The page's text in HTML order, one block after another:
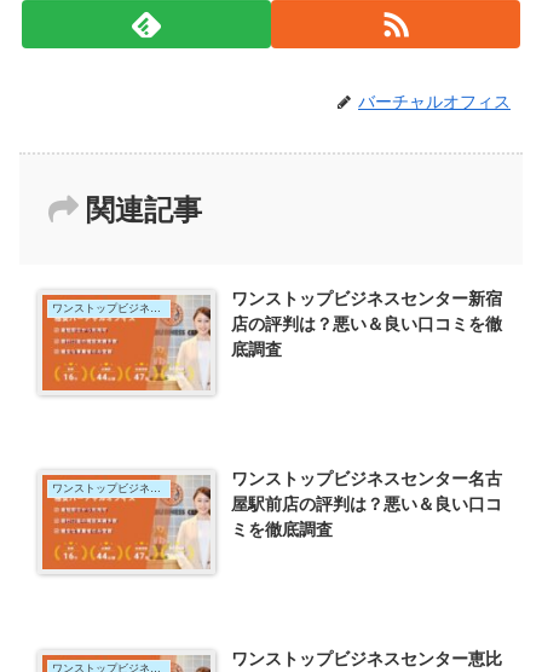
バーチャルオフィス
関連記事
ワンストップビジネスセンター
ワンストップビジネスセンター新宿
店の評判は？悪い＆良い口コミを徹
底調査
ワンストップビジネスセンター名古
屋駅前店の評判は？悪い＆良い口コ
ミを徹底調査
ワンストップビジネスセンター恵比